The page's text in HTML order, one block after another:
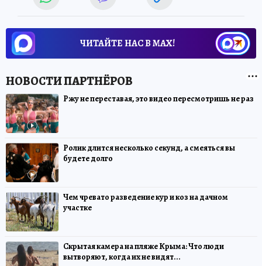
ЧИТАЙТЕ НАС В МАХ!
Ржу не переставая, это видео пересмотришь не раз
Ролик длится несколько секунд, а смеяться вы
будете долго
Чем чревато разведение кур и коз на дачном
участке
Скрытая камера на пляже Крыма: Что люди
вытворяют, когда их не видят...